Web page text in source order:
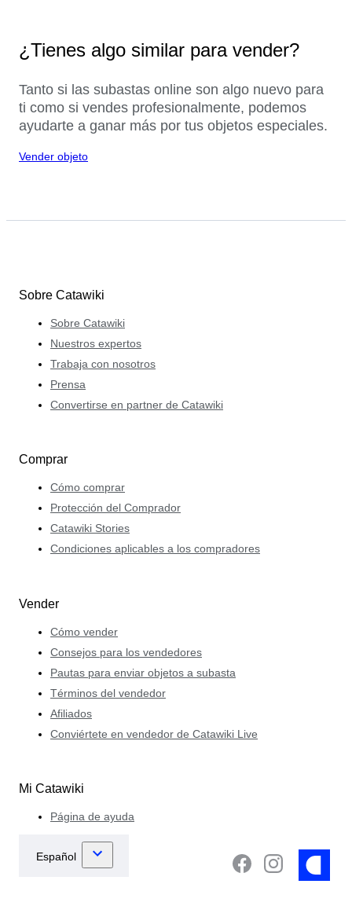
¿Tienes algo similar para vender?
Tanto si las subastas online son algo nuevo para
ti como si vendes profesionalmente, podemos
ayudarte a ganar más por tus objetos especiales.
Vender objeto
Sobre Catawiki
Sobre Catawiki
Nuestros expertos
Trabaja con nosotros
Prensa
Convertirse en partner de Catawiki
Comprar
Cómo comprar
Protección del Comprador
Catawiki Stories
Condiciones aplicables a los compradores
Vender
Cómo vender
Consejos para los vendedores
Pautas para enviar objetos a subasta
Términos del vendedor
Afiliados
Conviértete en vendedor de Catawiki Live
Mi Catawiki
Página de ayuda